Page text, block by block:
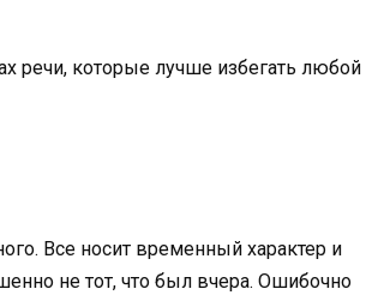
речи, которые лучше избегать любой
Все носит временный характер и
не тот, что был вчера. Ошибочно